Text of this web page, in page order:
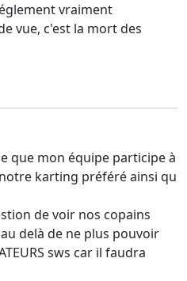
vraiment
vue, c'est la mort des
que mon équipe participe à
karting préféré ainsi qu
de voir nos copains
delà de ne plus pouvoir
sws car il faudra